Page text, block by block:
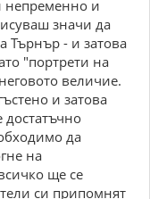
непременно и
значи да
Търнър - и затова
"портрети на
величие.
и затова
да
на
ще се
си припомнят